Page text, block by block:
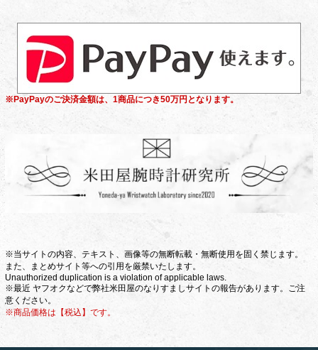
※PayPayのご決済金額は、1商品につき50万円となります。
※当サイトの内容、テキスト、画像等の無断転載・無断使用を固く禁じます。
また、まとめサイト等への引用を厳禁いたします。
Unauthorized duplication is a violation of applicable laws.
※最近 ヤフオクなどで弊社米田屋のなりすましサイトの報告があります。ご注
意ください。
※商品価格は【税込】です。